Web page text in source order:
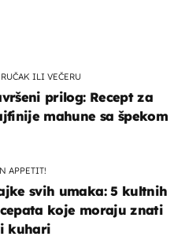
ILI VEČERU
prilog: Recept za
mahune sa špekom
APPETIT!
svih umaka: 5 kultnih
koje moraju znati
kuhari